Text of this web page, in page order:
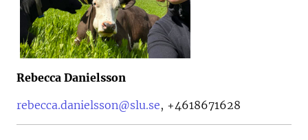
Rebecca Danielsson
rebecca.danielsson@slu.se, +4618671628